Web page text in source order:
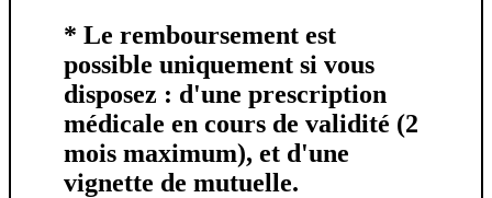
* Le remboursement est
possible uniquement si vous
disposez : d'une prescription
médicale en cours de validité (2
mois maximum), et d'une
vignette de mutuelle.